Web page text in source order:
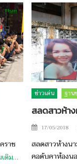
ราช
ติม…
ข่าวเด่น ฐา
สลดสาวห้า
Posted
17/05/2018
สลดสาวห้างน
คอดับคาห้องน